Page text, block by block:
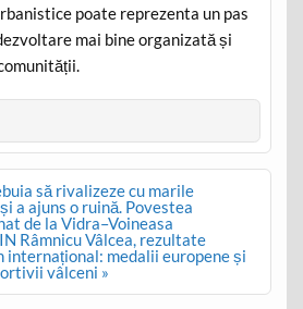
poate reprezenta un pas
mai bine organizată și
să rivalizeze cu marile
a ajuns o ruină. Povestea
de la Vidra–Voineasa
Râmnicu Vâlcea, rezultate
internațional: medalii europene și
vâlceni »